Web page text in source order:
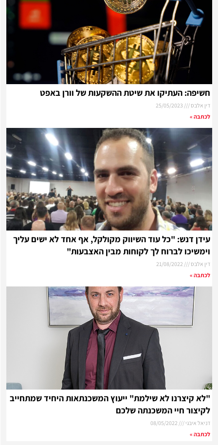
חשיפה: העתיקו את שיטת ההשקעות של וורן באפט
דין אלבס
לכתבה »
עידן דנש: "כל עוד השיווק מקולקל, אף אחד לא ישים עליך
וימשיכו לברוח לך לקוחות מבין האצבעות"
דין אלבס
לכתבה »
"לא קיצרנו לא שילמת" ייעוץ המשכנתאות היחיד שמתחייב
לקיצור חיי המשכנתה שלכם
דניאל איבגי
לכתבה »